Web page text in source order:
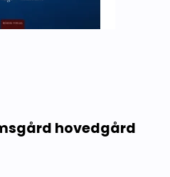
hovedgård